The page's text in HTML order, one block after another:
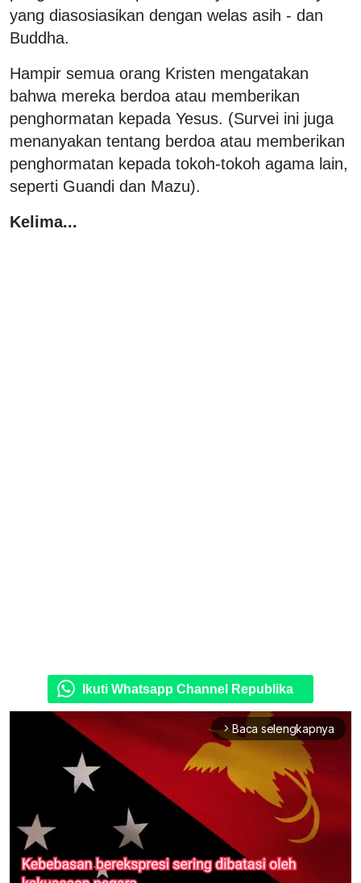
yang diasosiasikan dengan welas asih - dan
Buddha.
Hampir semua orang Kristen mengatakan
bahwa mereka berdoa atau memberikan
penghormatan kepada Yesus. (Survei ini juga
menanyakan tentang berdoa atau memberikan
penghormatan kepada tokoh-tokoh agama lain,
seperti Guandi dan Mazu).
Kelima...
Ikuti Whatsapp Channel Republika
arrow_forward_ios Baca selengkapnya